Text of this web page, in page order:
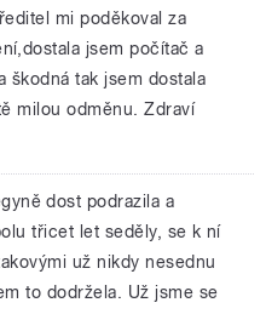
mi poděkoval za
jsem počítač a
škodná tak jsem dostala
milou odměnu. Zdraví
dost podrazila a
třicet let seděly, se k ní
už nikdy nesednu
to dodržela. Už jsme se